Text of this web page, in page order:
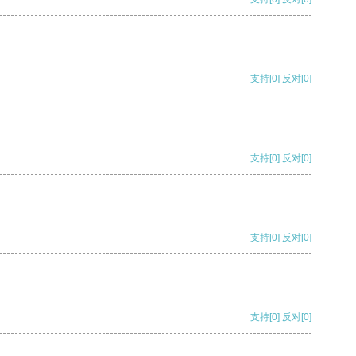
支持[0] 反对[0]
支持[0] 反对[0]
支持[0] 反对[0]
支持[0] 反对[0]